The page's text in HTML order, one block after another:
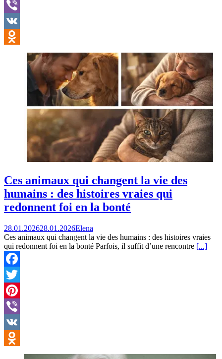
Pinterest
Viber
VK
Odnoklassniki
Ces animaux qui changent la vie des
humains : des histoires vraies qui
redonnent foi en la bonté
28.01.202628.01.2026Elena
Ces animaux qui changent la vie des humains : des histoires vraies
qui redonnent foi en la bonté Parfois, il suffit d’une rencontre [...]
Facebook
Twitter
Pinterest
Viber
VK
Odnoklassniki